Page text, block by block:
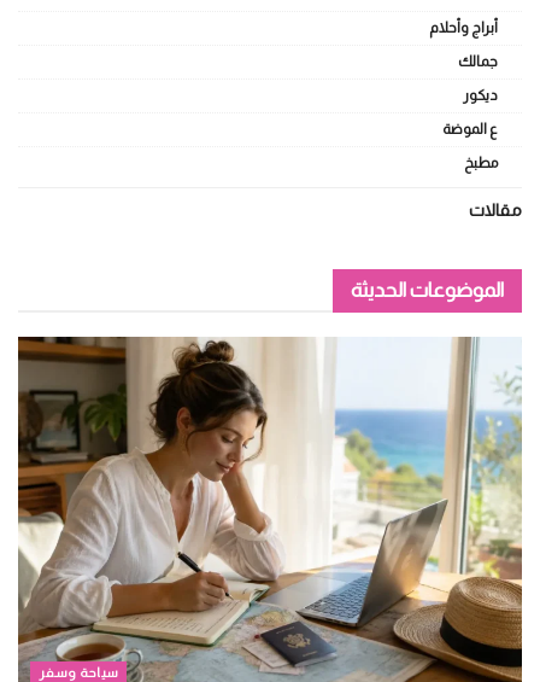
أبراج وأحلام
جمالك
ديكور
ع الموضة
مطبخ
مقالات
الموضوعات الحديثة
سياحة وسفر